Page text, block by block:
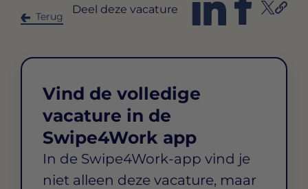
Terug
Deel deze vacature
Vind de volledige
vacature in de
Swipe4Work app
In de Swipe4Work-app vind je
niet alleen deze vacature, maar